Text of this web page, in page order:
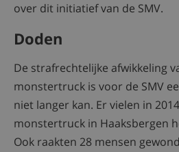
over dit initiatief van de SMV.
Doden
De strafrechtelijke afwikkeling
monstertruck is voor de SMV
niet langer kan. Er vielen in
monstertruck in Haaksbergen
Ook raakten 28 mensen